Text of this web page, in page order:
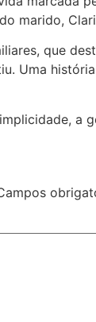
marido,
que
Uma